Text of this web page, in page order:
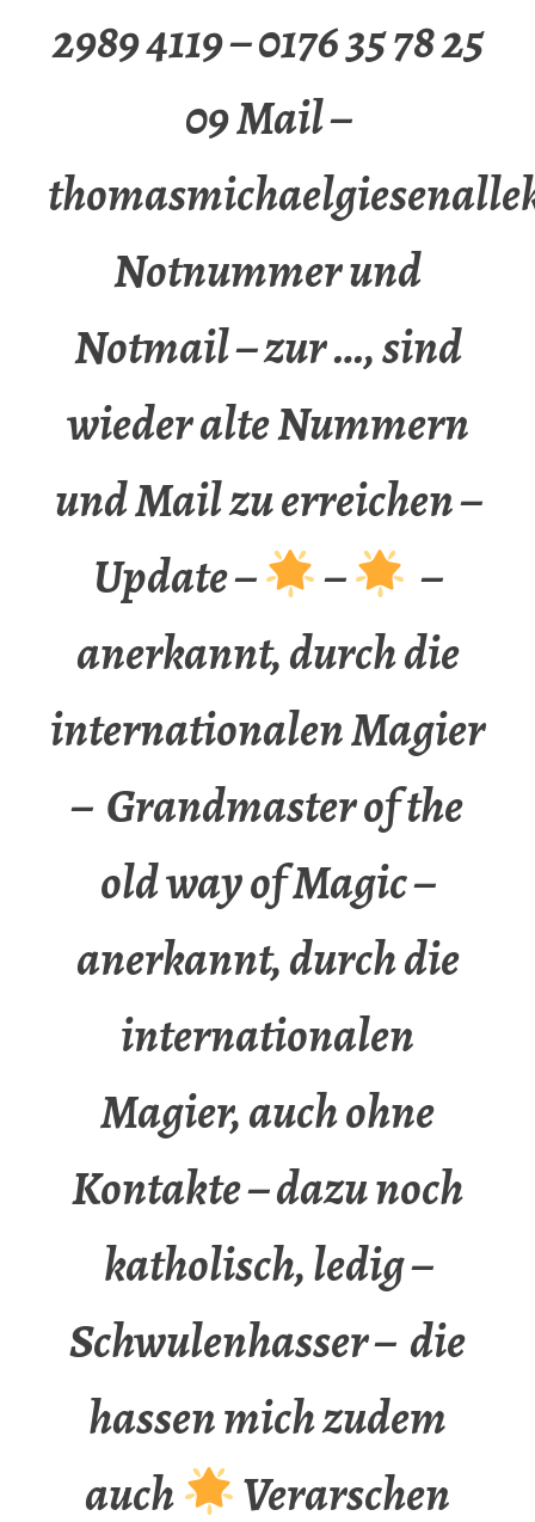
2989 4119 – 0176 35 78 25
09 Mail –
Notnummer und
Notmail – zur …, sind
wieder alte Nummern
und Mail zu erreichen –
Update –
–
–
anerkannt, durch die
internationalen Magier
– Grandmaster of the
old way of Magic –
anerkannt, durch die
internationalen
Magier, auch ohne
Kontakte – dazu noch
katholisch, ledig –
Schwulenhasser – die
hassen mich zudem
auch
Verarschen